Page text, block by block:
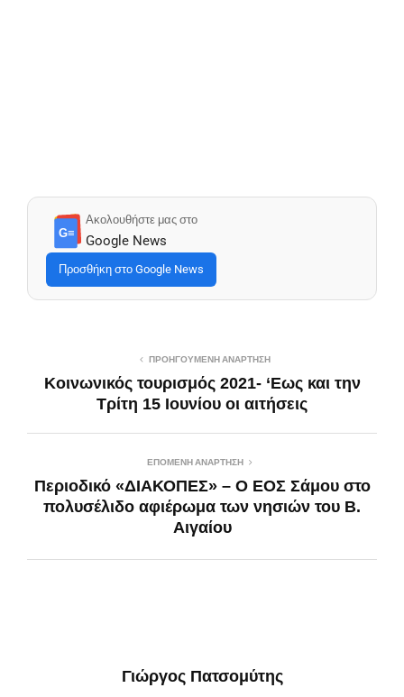
G≡
Ακολουθήστε μας στο
Google News
Προσθήκη στο Google News
ΠΡΟΗΓΟΎΜΕΝΗ ΑΝΆΡΤΗΣΗ
Κοινωνικός τουρισμός 2021- ‘Eως και την
Τρίτη 15 Ιουνίου οι αιτήσεις
ΕΠΌΜΕΝΗ ΑΝΆΡΤΗΣΗ
Περιοδικό «ΔΙΑΚΟΠΕΣ» – O ΕΟΣ Σάμου στο
πολυσέλιδο αφιέρωμα των νησιών του Β.
Αιγαίου
Γιώργος Πατσομύτης